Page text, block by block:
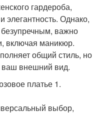
гардероба,
элегантность. Однако,
важно
включая маникюр.
общий стиль, но
ваш внешний вид.
платье 1.
выбор,